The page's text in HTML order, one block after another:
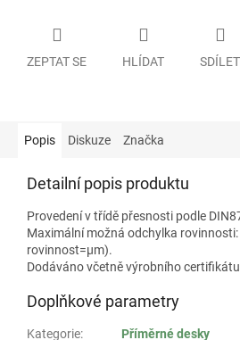
ZEPTAT SE HLÍDAT SDÍLET
Popis Diskuze Značka
Detailní popis produktu
Provedení v třídě přesnosti podle
Maximální možná odchylka
rovinnost=µm).
Dodáváno včetně výrobního
Doplňkové parametry
Kategorie: Příměrné desky